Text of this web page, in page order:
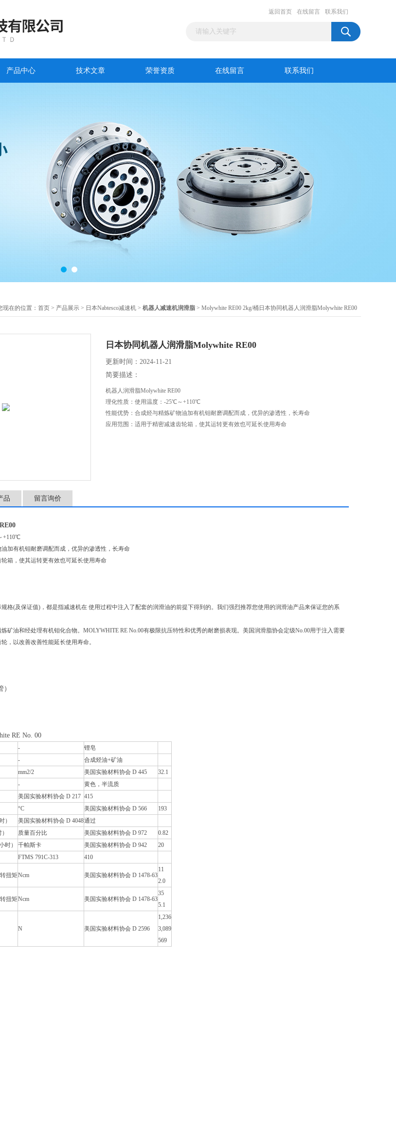
返回首页 在线留言 联系我们
产品中心 技术文章 荣誉资质 在线留言 联系我们
现在的位置： 首页 > 产品展示 > 日本Nabtesco减速机 > 机器人减速机润滑脂 > Molywhite RE00 2kg/桶日本协同机器人润滑脂Molywhite RE00
日本协同机器人润滑脂Molywhite RE00
更新时间：2024-11-21
简要描述：
机器人润滑脂Molywhite RE00
理化性质：使用温度：-25℃～+110℃
性能优势：合成烃与精炼矿物油加有机钼耐磨调配而成，优异的渗透性，长寿命
应用范围：适用于精密减速齿轮箱，使其运转更有效也可延长使用寿命
品 留言询价
+110℃
加有机钼耐磨调配而成，优异的渗透性，长寿命
箱，使其运转更有效也可延长使用寿命
格(及保证值)，都是指减速机在 使用过程中注入了配套的润滑油的前提下得到的。我们强烈推荐您使用的润滑油产品来保证您的系
矿油和经处理有机钼化合物。MOLYWHITE RE No.00有极限抗压特性和优秀的耐磨损表现。美国润滑脂协会定级No.00用于注入需要
，以改善改善性能延长使用寿命。
RE No. 00
-
锂皂
-
合成烃油+矿油
mm2/2 美国实验材料协会 D 445
32.1
-
黄色，半流质
美国实验材料协会 D 217 415
°C 美国实验材料协会 D 566
193
）
美国实验材料协会 D 4048通过
质量百分比 美国实验材料协会 D 972
0.82
时）
千帕斯卡 美国实验材料协会 D 942
20
FTMS 791C-313 410
扭矩Ncm 美国实验材料协会 D 1478-63
11
2.0
扭矩Ncm 美国实验材料协会 D 1478-63
35
5.1
N 美国实验材料协会 D 2596
1,236
3,089
569